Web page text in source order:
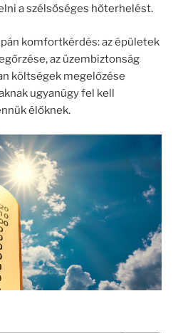
a szélsőséges hőterhelést.
komfortkérdés: az épületek
az üzembiztonság
költségek megelőzése
ugyanúgy fel kell
élőknek.